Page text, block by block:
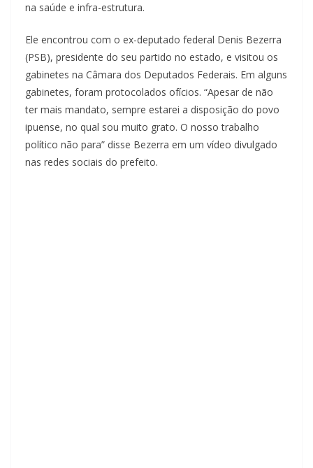
na saúde e infra-estrutura.
Ele encontrou com o ex-deputado federal Denis Bezerra
(PSB), presidente do seu partido no estado, e visitou os
gabinetes na Câmara dos Deputados Federais. Em alguns
gabinetes, foram protocolados ofícios. “Apesar de não
ter mais mandato, sempre estarei a disposição do povo
ipuense, no qual sou muito grato. O nosso trabalho
político não para” disse Bezerra em um vídeo divulgado
nas redes sociais do prefeito.